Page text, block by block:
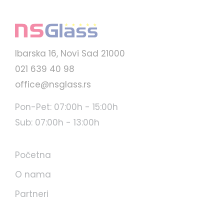
Ibarska 16, Novi Sad 21000
021 639 40 98
office@nsglass.rs
Pon-Pet: 07:00h - 15:00h
Sub: 07:00h - 13:00h
Početna
O nama
Partneri